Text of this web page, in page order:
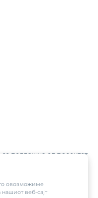
овозможиме
веб-сајт
поддршка од проектот
бизниси vol.2",
од компанијата Visa.